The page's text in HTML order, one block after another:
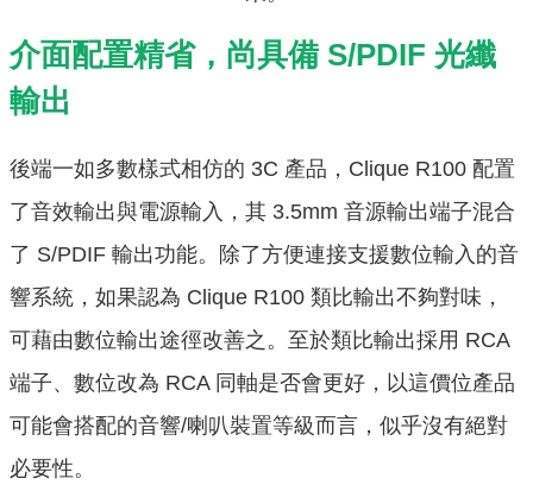
介面配置精省，尚具備 S/PDIF 光纖
輸出
後端一如多數樣式相仿的 3C 產品，Clique R100 配置
了音效輸出與電源輸入，其 3.5mm 音源輸出端子混合
了 S/PDIF 輸出功能。除了方便連接支援數位輸入的音
響系統，如果認為 Clique R100 類比輸出不夠對味，
可藉由數位輸出途徑改善之。至於類比輸出採用 RCA
端子、數位改為 RCA 同軸是否會更好，以這價位產品
可能會搭配的音響/喇叭裝置等級而言，似乎沒有絕對
必要性。